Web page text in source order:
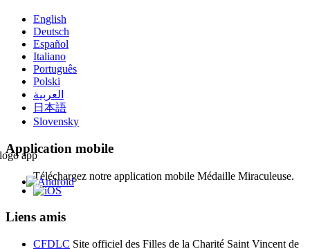
English
Deutsch
Español
Italiano
Português
Polski
العربية
日本語
Slovensky
Application mobile
Téléchargez notre application mobile Médaille Miraculeuse.
Liens amis
CFDLC Site officiel des Filles de la Charité Saint Vincent de